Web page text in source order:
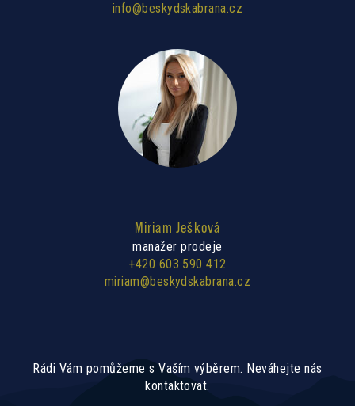
info@beskydskabrana.cz
Miriam Ješková
manažer prodeje
+420 603 590 412
miriam@beskydskabrana.cz
Rádi Vám pomůžeme s Vaším výběrem. Neváhejte nás
kontaktovat.